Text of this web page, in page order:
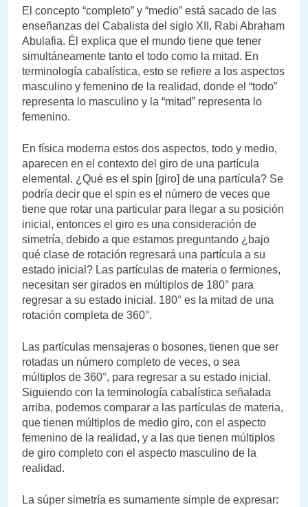
El concepto “completo” y “medio” está sacado de las
enseñanzas del Cabalista del siglo XII, Rabi Abraham
Abulafia. Él explica que el mundo tiene que tener
simultáneamente tanto el todo como la mitad. En
terminología cabalística, esto se refiere a los aspectos
masculino y femenino de la realidad, donde el “todo”
representa lo masculino y la “mitad” representa lo
femenino.
En física moderna estos dos aspectos, todo y medio,
aparecen en el contexto del giro de una partícula
elemental. ¿Qué es el spin [giro] de una partícula? Se
podría decir que el spin es el número de veces que
tiene que rotar una particular para llegar a su posición
inicial, entonces el giro es una consideración de
simetría, debido a que estamos preguntando ¿bajo
qué clase de rotación regresará una partícula a su
estado inicial? Las partículas de materia o fermiones,
necesitan ser girados en múltiplos de 180° para
regresar a su estado inicial. 180° es la mitad de una
rotación completa de 360°.
Las partículas mensajeras o bosones, tienen que ser
rotadas un número completo de veces, o sea
múltiplos de 360°, para regresar a su estado inicial.
Siguiendo con la terminología cabalística señalada
arriba, podemos comparar a las partículas de materia,
que tienen múltiplos de medio giro, con el aspecto
femenino de la realidad, y a las que tienen múltiplos
de giro completo con el aspecto masculino de la
realidad.
La súper simetría es sumamente simple de expresar: